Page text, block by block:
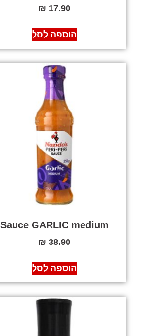
17.90
₪
הוספה לסל
Sauce GARLIC medium
38.90
₪
הוספה לסל